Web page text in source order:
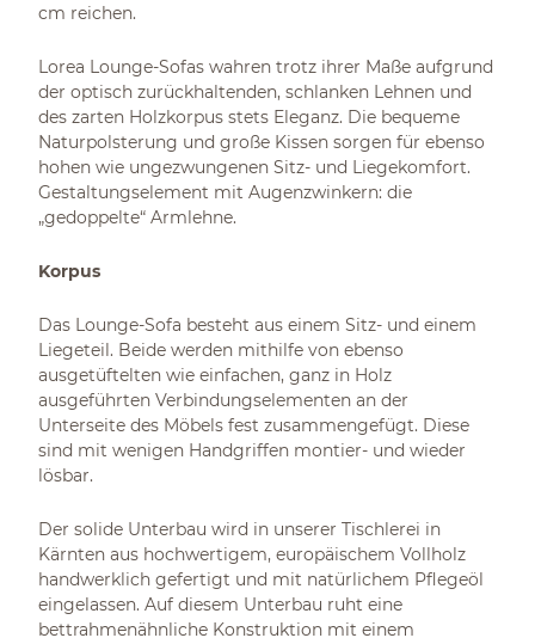
cm reichen.
Lorea Lounge-Sofas wahren trotz ihrer Maße aufgrund
der optisch zurückhaltenden, schlanken Lehnen und
des zarten Holzkorpus stets Eleganz. Die bequeme
Naturpolsterung und große Kissen sorgen für ebenso
hohen wie ungezwungenen Sitz- und Liegekomfort.
Gestaltungselement mit Augenzwinkern: die
„gedoppelte“ Armlehne.
Korpus
Das Lounge-Sofa besteht aus einem Sitz- und einem
Liegeteil. Beide werden mithilfe von ebenso
ausgetüftelten wie einfachen, ganz in Holz
ausgeführten Verbindungselementen an der
Unterseite des Möbels fest zusammengefügt. Diese
sind mit wenigen Handgriffen montier- und wieder
lösbar.
Der solide Unterbau wird in unserer Tischlerei in
Kärnten aus hochwertigem, europäischem Vollholz
handwerklich gefertigt und mit natürlichem Pflegeöl
eingelassen. Auf diesem Unterbau ruht eine
bettrahmenähnliche Konstruktion mit einem